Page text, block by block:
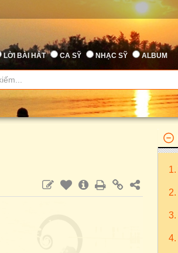
LỜI BÀI HÁT CA SỸ NHẠC SỸ ALBUM